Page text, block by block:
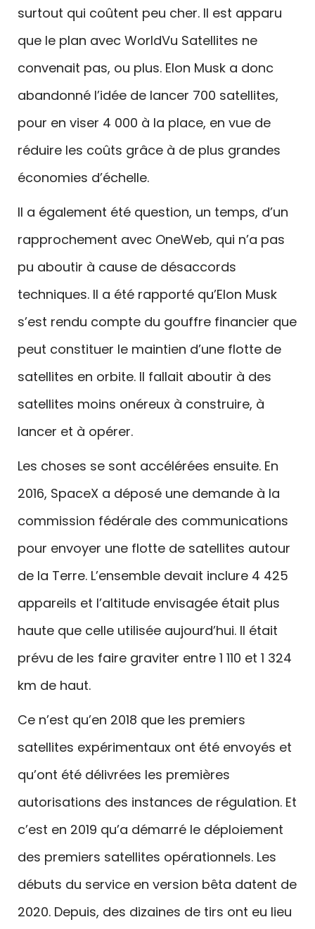
surtout qui coûtent peu cher. Il est apparu
que le plan avec WorldVu Satellites ne
convenait pas, ou plus. Elon Musk a donc
abandonné l’idée de lancer 700 satellites,
pour en viser 4 000 à la place, en vue de
réduire les coûts grâce à de plus grandes
économies d’échelle.
Il a également été question, un temps, d’un
rapprochement avec OneWeb, qui n’a pas
pu aboutir à cause de désaccords
techniques. Il a été rapporté qu’Elon Musk
s’est rendu compte du gouffre financier que
peut constituer le maintien d’une flotte de
satellites en orbite. Il fallait aboutir à des
satellites moins onéreux à construire, à
lancer et à opérer.
Les choses se sont accélérées ensuite. En
2016, SpaceX a déposé une demande à la
commission fédérale des communications
pour envoyer une flotte de satellites autour
de la Terre. L’ensemble devait inclure 4 425
appareils et l’altitude envisagée était plus
haute que celle utilisée aujourd’hui. Il était
prévu de les faire graviter entre 1 110 et 1 324
km de haut.
Ce n’est qu’en 2018 que les premiers
satellites expérimentaux ont été envoyés et
qu’ont été délivrées les premières
autorisations des instances de régulation. Et
c’est en 2019 qu’a démarré le déploiement
des premiers satellites opérationnels. Les
débuts du service en version bêta datent de
2020. Depuis, des dizaines de tirs ont eu lieu